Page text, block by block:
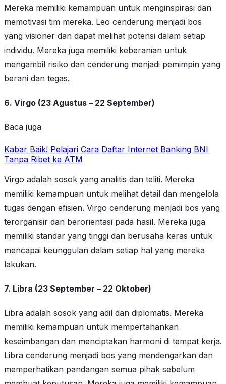
Mereka memiliki kemampuan untuk menginspirasi dan
memotivasi tim mereka. Leo cenderung menjadi bos
yang visioner dan dapat melihat potensi dalam setiap
individu. Mereka juga memiliki keberanian untuk
mengambil risiko dan cenderung menjadi pemimpin yang
berani dan tegas.
6. Virgo (23 Agustus – 22 September)
Baca juga
Kabar Baik! Pelajari Cara Daftar Internet Banking BNI
Tanpa Ribet ke ATM
Virgo adalah sosok yang analitis dan teliti. Mereka
memiliki kemampuan untuk melihat detail dan mengelola
tugas dengan efisien. Virgo cenderung menjadi bos yang
terorganisir dan berorientasi pada hasil. Mereka juga
memiliki standar yang tinggi dan berusaha keras untuk
mencapai keunggulan dalam setiap hal yang mereka
lakukan.
7. Libra (23 September – 22 Oktober)
Libra adalah sosok yang adil dan diplomatis. Mereka
memiliki kemampuan untuk mempertahankan
keseimbangan dan menciptakan harmoni di tempat kerja.
Libra cenderung menjadi bos yang mendengarkan dan
memperhatikan pandangan semua pihak sebelum